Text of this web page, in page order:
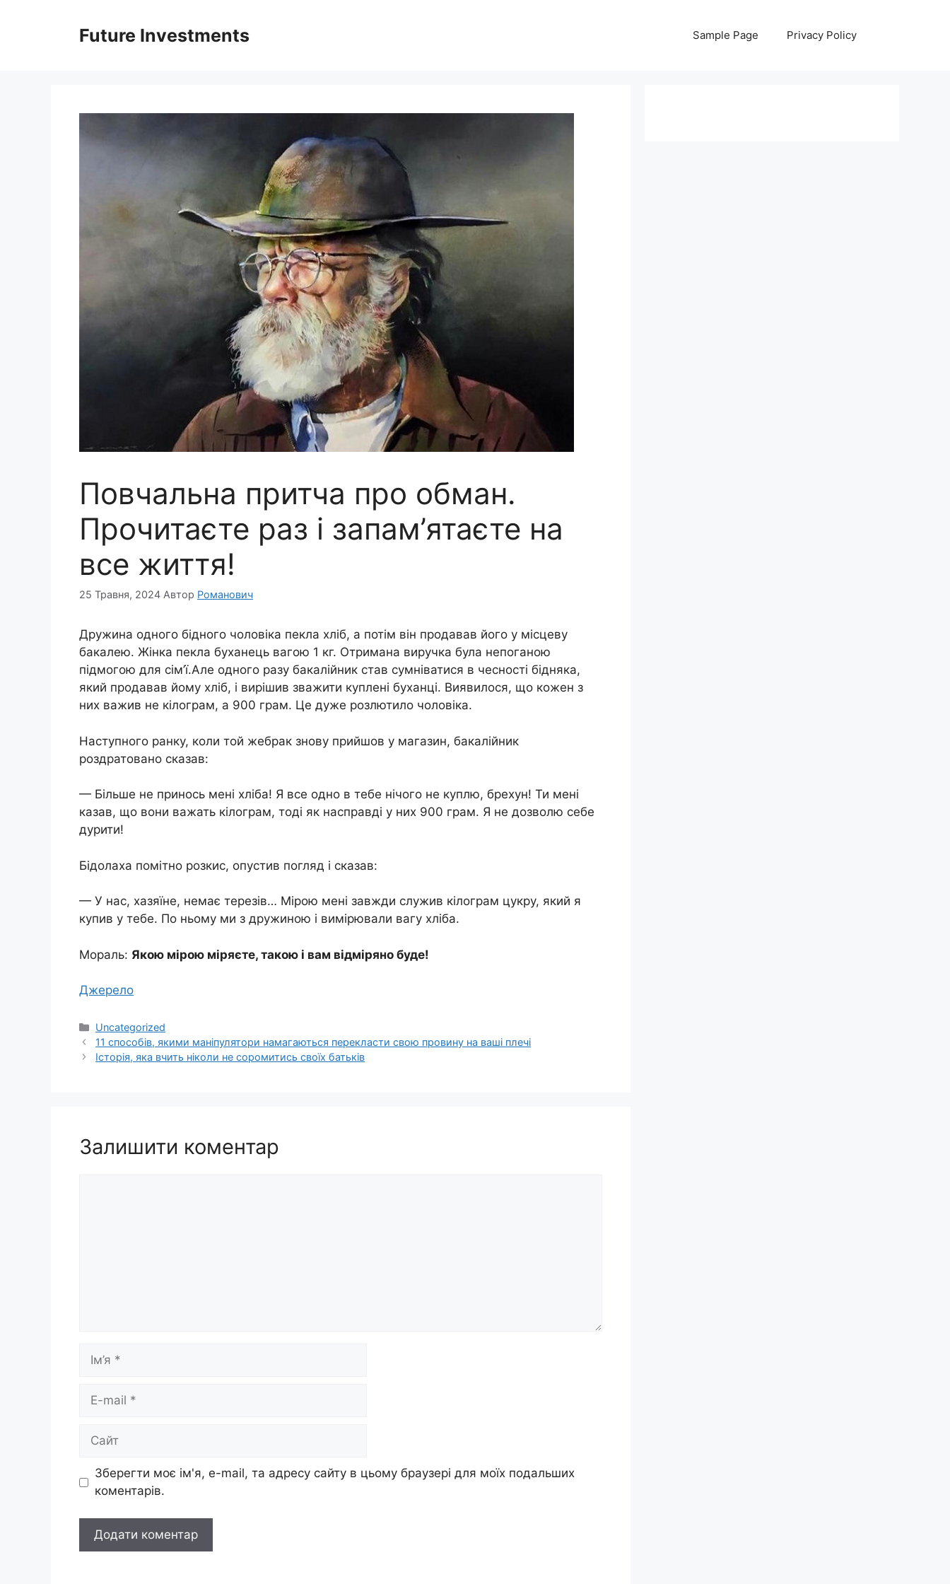
Future Investments Sample Page Privacy Policy
Повчальна притча про обман.
Прочитаєте раз і запам’ятаєте на
все життя!
25 Травня, 2024 Автор Романович
Дружина одного бідного чоловіка пекла хліб, а потім він продавав його у місцеву
бакалею. Жінка пекла буханець вагою 1 кг. Отримана виручка була непоганою
підмогою для сім’ї.Але одного разу бакалійник став сумніватися в чесності бідняка,
який продавав йому хліб, і вирішив зважити куплені буханці. Виявилося, що кожен з
них важив не кілограм, а 900 грам. Це дуже розлютило чоловіка.
Наступного ранку, коли той жебрак знову прийшов у магазин, бакалійник
роздратовано сказав:
— Більше не принось мені хліба! Я все одно в тебе нічого не куплю, брехун! Ти мені
казав, що вони важать кілограм, тоді як насправді у них 900 грам. Я не дозволю себе
дурити!
Бідолаха помітно розкис, опустив погляд і сказав:
— У нас, хазяїне, немає терезів… Мірою мені завжди служив кілограм цукру, який я
купив у тебе. По ньому ми з дружиною і вимірювали вагу хліба.
Мораль: Якою мірою міряєте, такою і вам відміряно буде!
Джерело
Категорії
Uncategorized
11 способів, якими маніпулятори намагаються перекласти свою провину на ваші плечі
Історія, яка вчить ніколи не соромитись своїх батьків
Залишити коментар
Ім’я
Сайт
Зберегти моє ім'я, e-mail, та адресу сайту в цьому браузері для моїх подальших
коментарів.